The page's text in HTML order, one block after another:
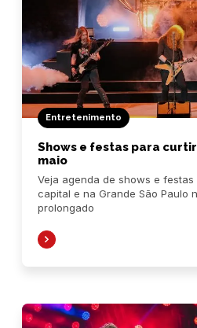
Entretenimento
Shows e festas para
maio
Veja agenda de shows e
capital e na Grande São Paulo
prolongado